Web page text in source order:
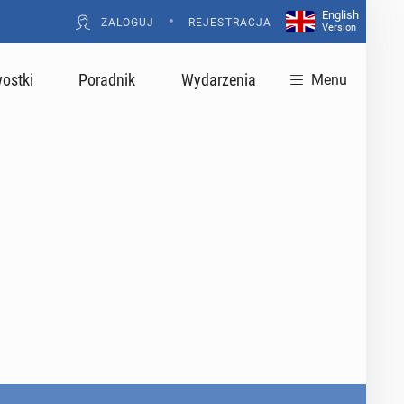
ZALOGUJ • REJESTRACJA
English
Version
Poradnik Wydarzenia Menu